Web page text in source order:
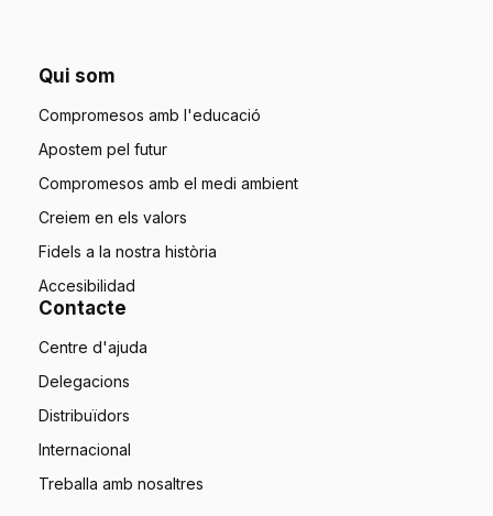
Qui som
Compromesos amb l'educació
Apostem pel futur
Compromesos amb el medi ambient
Creiem en els valors
Fidels a la nostra història
Accesibilidad
Contacte
Centre d'ajuda
Delegacions
Distribuïdors
Internacional
Treballa amb nosaltres